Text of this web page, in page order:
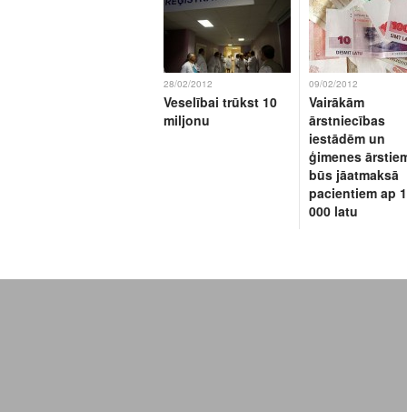
28/02/2012
Veselībai trūkst 10
miljonu
09/02/2012
Vairākām
ārstniecības
iestādēm un
ģimenes
būs jāatmaksā
pacientiem ap
000 latu